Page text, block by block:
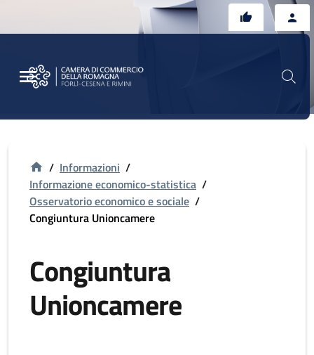
/ Informazioni /
Informazione economico-statistica /
Osservatorio economico e sociale /
Congiuntura Unioncamere
Congiuntura
Unioncamere